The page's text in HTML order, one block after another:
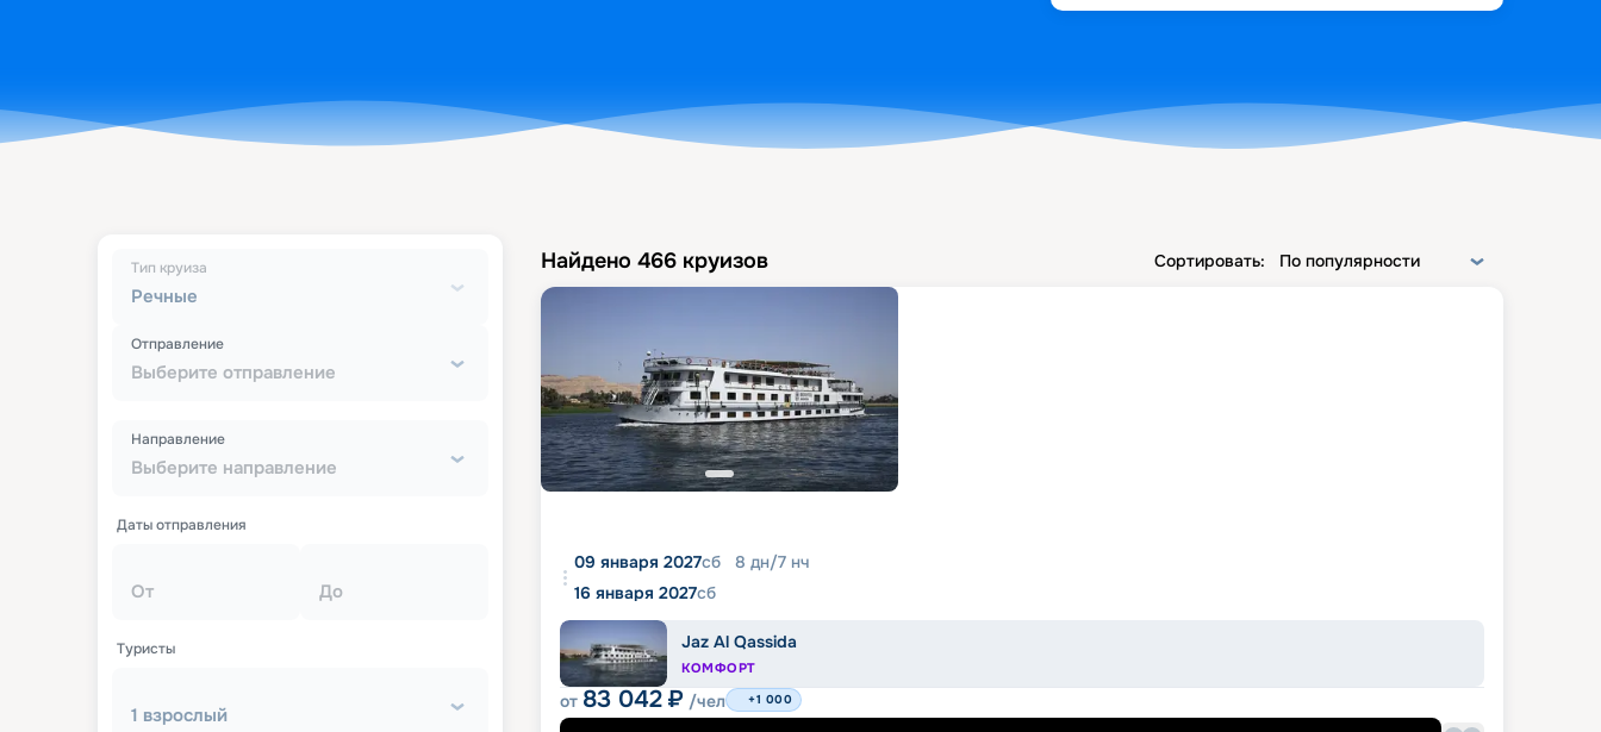
Речные
Тип круиза
Выберите отправление
Отправление
Выберите направление
Направление
Даты отправления
От До
Туристы
1 взрослый
Найдено 466 круизов Сортировать: По популярности
09 января 2027сб 8 дн/7 нч
16 января 2027сб
Jaz Al Qassida
КОМФОРТ
от 83 042 ₽ /чел +1 000